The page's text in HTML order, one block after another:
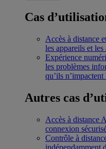
Cas
Accès à distance
les appareils et
Expérience
les problèmes
qu’ils
Autres cas
Accès à distance
connexion
Contrôle à
indépendamment